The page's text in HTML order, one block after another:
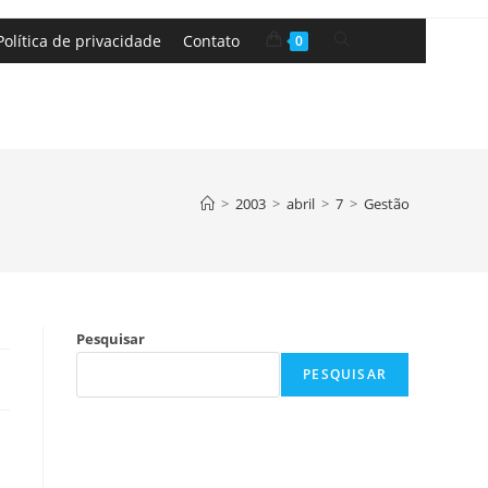
de privacidade Contato 0
> 2003 > abril > 7 > Gestão
Pesquisar
PESQUISAR